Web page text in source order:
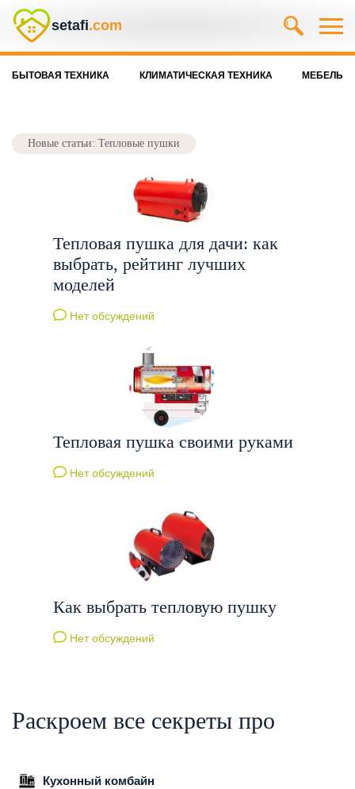
setafi.com
БЫТОВАЯ ТЕХНИКА КЛИМАТИЧЕСКАЯ ТЕХНИКА МЕБЕЛЬ
Новые статьи: Тепловые пушки
Тепловая пушка для дачи: как
выбрать, рейтинг лучших
моделей
Нет обсуждений
Тепловая пушка своими руками
Нет обсуждений
Как выбрать тепловую пушку
Нет обсуждений
Раскроем все секреты про
Кухонный комбайн